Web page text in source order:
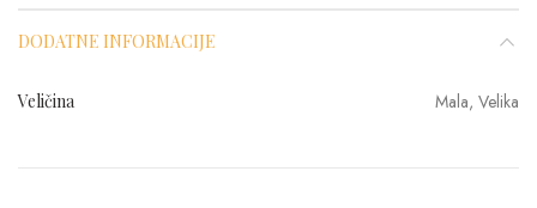
DODATNE INFORMACIJE
Veličina Mala, Velika